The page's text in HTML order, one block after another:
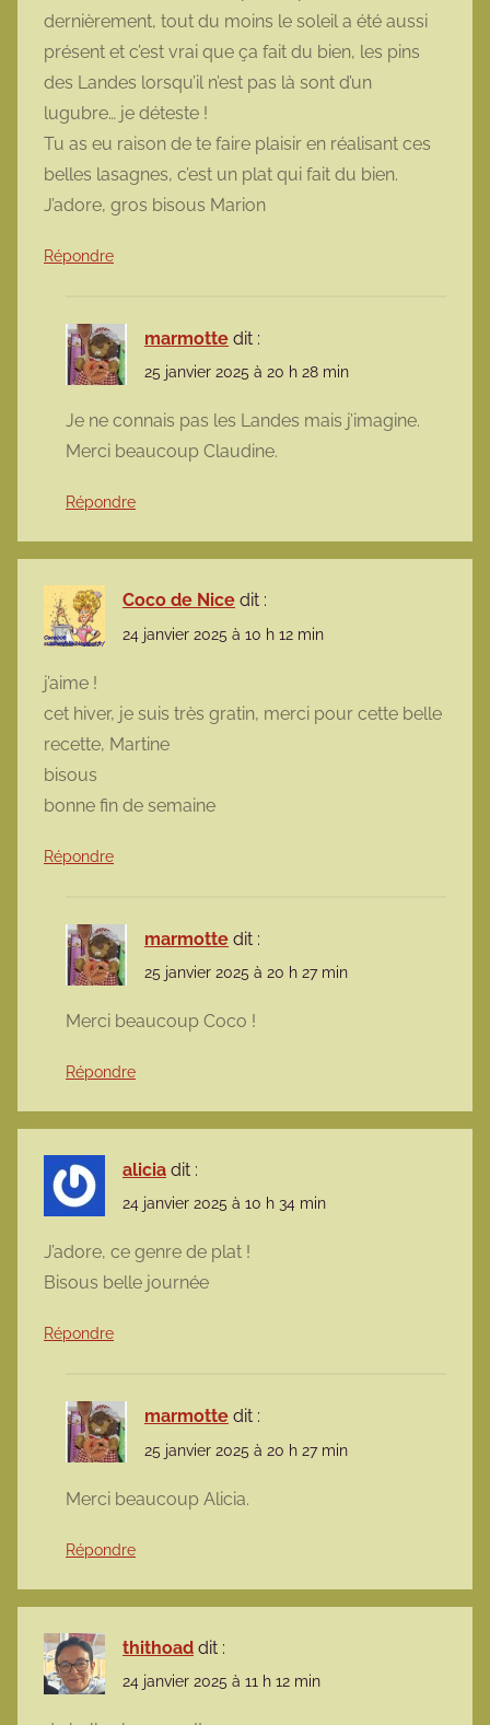
dernièrement, tout du moins le soleil a été aussi
présent et c’est vrai que ça fait du bien, les pins
des Landes lorsqu’il n’est pas là sont d’un
lugubre… je déteste !
Tu as eu raison de te faire plaisir en réalisant ces
belles lasagnes, c’est un plat qui fait du bien.
J’adore, gros bisous Marion
Répondre
marmotte dit :
25 janvier 2025 à 20 h 28 min
Je ne connais pas les Landes mais j’imagine.
Merci beaucoup Claudine.
Répondre
Coco de Nice dit :
24 janvier 2025 à 10 h 12 min
j’aime !
cet hiver, je suis très gratin, merci pour cette belle
recette, Martine
bisous
bonne fin de semaine
Répondre
marmotte dit :
25 janvier 2025 à 20 h 27 min
Merci beaucoup Coco !
Répondre
alicia dit :
24 janvier 2025 à 10 h 34 min
J’adore, ce genre de plat !
Bisous belle journée
Répondre
marmotte dit :
25 janvier 2025 à 20 h 27 min
Merci beaucoup Alicia.
Répondre
thithoad dit :
24 janvier 2025 à 11 h 12 min